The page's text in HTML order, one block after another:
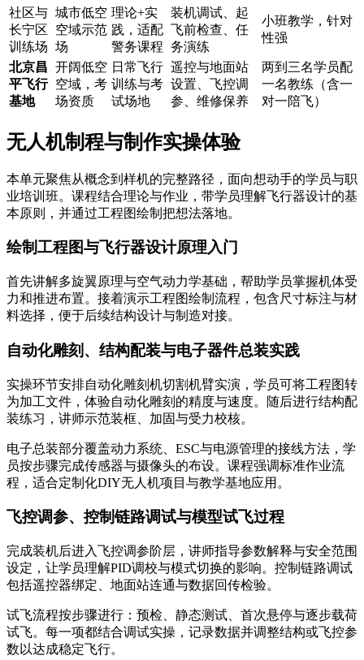
社区与
长宁区
训练场
城市低空
空域示范
场
理论+实
践，适配
警务课程
装机调试、起
飞前检查、任
务演练
小班教学，针对
性强
北京昌
平飞行
基地
开阔低空
空域，考
场资质
日常飞行
训练与考
试场地
遥控与地面站
设置、飞控调
参、维修保养
两到三名学员配
一名教练（含一
对一陪飞）
无人机制程与制作实操体验
本单元聚焦从概念到样机的完整路径，面向想动手的学员与职
业培训班。课程结合理论与作业，带学员理解飞行器设计的基
本原则，并通过工程图绘制把想法落地。
绘制工程图与飞行器设计原理入门
首先讲解多旋翼原理与空气动力学基础，帮助学员掌握机体受
力和推进布置。接着演示工程图绘制流程，包含尺寸标注与材
料选择，便于后续结构设计与制造对接。
自动化雕刻、结构配装与电子器件总装实践
实操环节安排自动化雕刻机切割机臂实演，学员可将工程图转
为加工文件，体验自动化雕刻的精度与速度。随后进行结构配
装练习，讲师示范装框、加固与受力校核。
电子总装部分覆盖动力系统、ESC与电源管理的接线方法，学
员按步骤完成传感器与摄像头的布设。课程强调标准作业流
程，适合定制化DIY无人机项目与教学基地应用。
飞控调参、控制链路调试与模型试飞过程
完成装机后进入飞控调参阶层，讲师指导参数解释与安全范围
设定，让学员理解PID调校与模式切换的影响。控制链路调试
包括遥控器绑定、地面站连通与数据回传检验。
试飞流程按步骤进行：预检、静态测试、首次悬停与逐步载荷
试飞。每一项都结合调试实操，记录数据并调整结构或飞控参
数以达成稳定飞行。